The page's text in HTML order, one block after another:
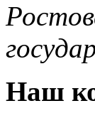
Наш